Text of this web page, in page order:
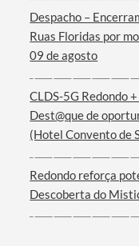
Categorias
Filtros
Despacho –
Ruas Floridas por
09 de agosto
CLDS-5G Redondo
Dest@que de
(Hotel Convento de
Redondo reforça
Descoberta do